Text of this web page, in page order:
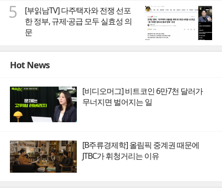
5
[부읽남TV] 다주택자와 전쟁 선포
한 정부, 규제·공급 모두 실효성 의
문
Hot News
[비디오머그] 비트코인 6만7천 달러가
무너지면 벌어지는 일
[B주류경제학] 올림픽 중계권 때문에
JTBC가 휘청거리는 이유